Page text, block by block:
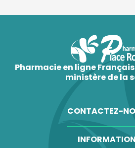
Pharmacie en ligne
ministère de la
CONTACTEZ-
INFORMATION